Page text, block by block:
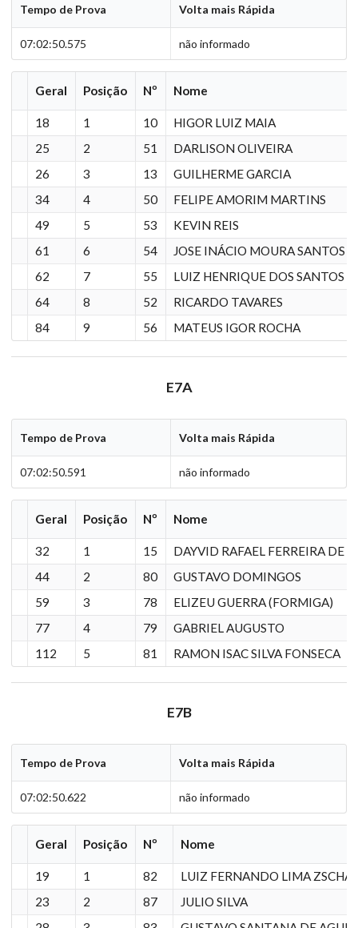
Tempo de Prova Volta mais Rápida
07:02:50.575 não informado
Geral Posição Nº Nome
18 1 10
HIGOR LUIZ MAIA
25
2 51
DARLISON OLIVEIRA
26
3 13
GUILHERME GARCIA
34
4 50
FELIPE AMORIM MARTINS
49
5 53
KEVIN REIS
61
6 54
JOSE INÁCIO MOURA SANTOS
62
7 55
LUIZ HENRIQUE DOS SANTOS
64
8 52
RICARDO TAVARES
84
9 56 MATEUS IGOR ROCHA
E7A
Tempo de Prova Volta mais Rápida
07:02:50.591 não informado
Geral Posição Nº Nome
32 1 15
DAYVID RAFAEL FERREIRA DE
44
2 80
GUSTAVO DOMINGOS
59
3 78
ELIZEU GUERRA (FORMIGA)
77
4 79
GABRIEL AUGUSTO
112
5 81 RAMON ISAC SILVA FONSECA
E7B
Tempo de Prova Volta mais Rápida
07:02:50.622 não informado
Geral Posição Nº Nome
19 1 82
LUIZ FERNANDO LIMA
23
2 87
JULIO SILVA